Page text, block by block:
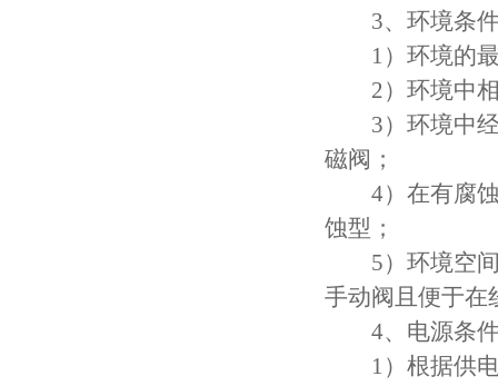
3、环境条
1）环境的最
2）环境中相
3）环境中经
磁阀；
4）在有腐蚀
蚀型；
5）环境空间
手动阀且便于在
4、电源条
1）根据供电